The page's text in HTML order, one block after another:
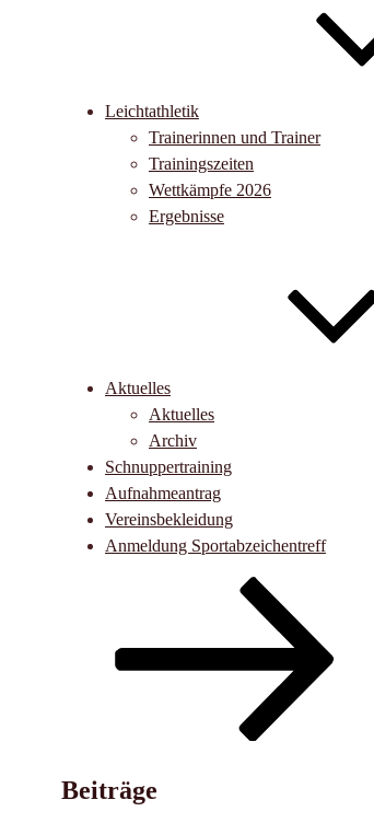
Leichtathletik
Trainerinnen und Trainer
Trainingszeiten
Wettkämpfe 2026
Ergebnisse
Aktuelles
Aktuelles
Archiv
Schnuppertraining
Aufnahmeantrag
Vereinsbekleidung
Anmeldung Sportabzeichentreff
Beiträge